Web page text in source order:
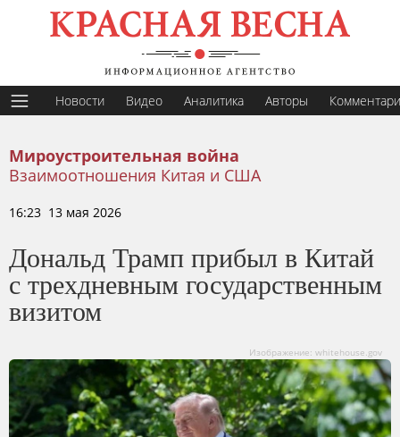
Новости Видео Аналитика Авторы
Мироустроительная война
Взаимоотношения Китая и США
16:23 13 мая 2026
Дональд Трамп прибыл в Китай
с трехдневным государственным
визитом
Изображение: whitehouse.gov